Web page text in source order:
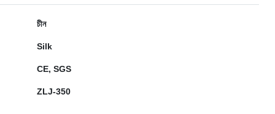
চীন
Silk
CE, SGS
ZLJ-350